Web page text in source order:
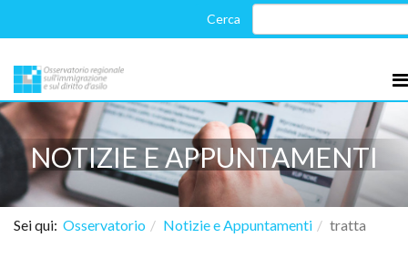
NOTIZIE E APPUNTAMENTI
Sei qui: Osservatorio Notizie e Appuntamenti tratta